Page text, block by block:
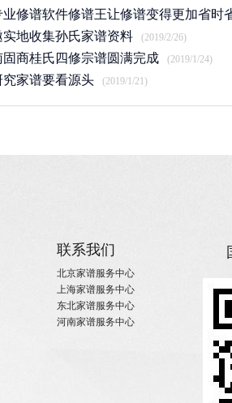
修谱软件修谱王让修谱变得更加省时
地收集孙氏家谱资料 (2019/2/26)
商桂氏四修宗谱圆满完成 (2019/1/24)
家谱要看源头 (2019/1/21)
联系我们
北京家谱服务中心
上海家谱服务中心
东北家谱服务中心
河南家谱服务中心